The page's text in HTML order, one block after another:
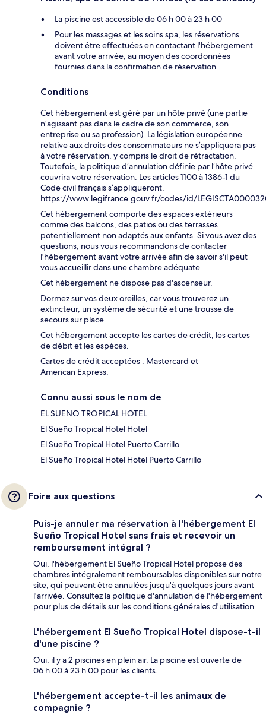
La piscine est accessible de 06 h 00 à 23 h 00
Pour les massages et les soins spa, les réservations
doivent être effectuées en contactant l'hébergement
avant votre arrivée, au moyen des coordonnées
fournies dans la confirmation de réservation
Conditions
Cet hébergement est géré par un hôte privé (une partie
n’agissant pas dans le cadre de son commerce, son
entreprise ou sa profession). La législation européenne
relative aux droits des consommateurs ne s’appliquera pas
à votre réservation, y compris le droit de rétractation.
Toutefois, la politique d’annulation définie par l’hôte privé
couvrira votre réservation. Les articles 1100 à 1386-1 du
Code civil français s’appliqueront.
https://www.legifrance.gouv.fr/codes/id/
Cet hébergement comporte des espaces extérieurs
comme des balcons, des patios ou des terrasses
potentiellement non adaptés aux enfants. Si vous avez des
questions, nous vous recommandons de contacter
l'hébergement avant votre arrivée afin de savoir s'il peut
vous accueillir dans une chambre adéquate.
Cet hébergement ne dispose pas d'ascenseur.
Dormez sur vos deux oreilles, car vous trouverez un
extincteur, un système de sécurité et une trousse de
secours sur place.
Cet hébergement accepte les cartes de crédit, les cartes
de débit et les espèces.
Cartes de crédit acceptées : Mastercard et
American Express.
Connu aussi sous le nom de
EL SUENO TROPICAL HOTEL
El Sueño Tropical Hotel Hotel
El Sueño Tropical Hotel Puerto Carrillo
El Sueño Tropical Hotel Hotel Puerto Carrillo
Foire aux questions
Puis-je annuler ma réservation à l'hébergement El
Sueño Tropical Hotel sans frais et recevoir un
remboursement intégral ?
Oui, l'hébergement El Sueño Tropical Hotel propose des
chambres intégralement remboursables disponibles sur notre
site, qui peuvent être annulées jusqu'à quelques jours avant
l'arrivée. Consultez la politique d'annulation de l'hébergement
pour plus de détails sur les conditions générales d'utilisation.
L'hébergement El Sueño Tropical Hotel dispose-t-il
d'une piscine ?
Oui, il y a 2 piscines en plein air. La piscine est ouverte de
06 h 00 à 23 h 00 pour les clients.
L'hébergement accepte-t-il les animaux de
compagnie ?